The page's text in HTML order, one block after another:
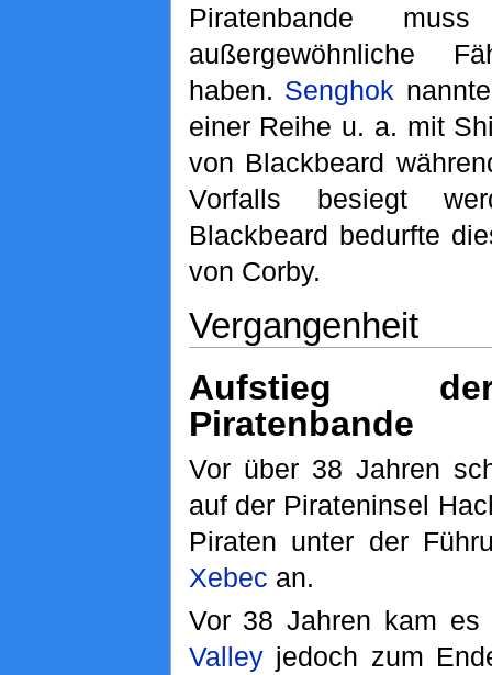
Piratenbande
außergewöhnliche
haben. Senghok
einer Reihe u. a. mit
von Blackbeard
Vorfalls besiegt
Blackbeard bedurfte
von Corby.
Vergangenheit
Aufstieg
Piratenbande
Vor über 38 Jahren
auf der Pirateninsel
Piraten unter der
Xebec an.
Vor 38 Jahren kam
Valleyjedoch zum